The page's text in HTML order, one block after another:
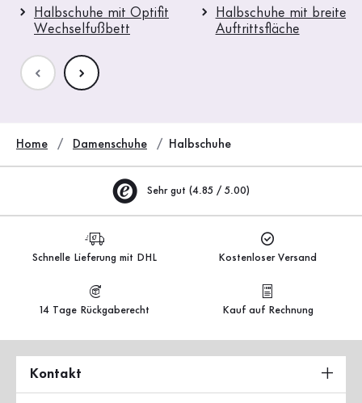
Halbschuhe mit Optifit
Wechselfußbett
Halbschuhe mit
Auftrittsfläche
Home Damenschuhe Halbschuhe
Sehr gut (4.85 / 5.00)
Schnelle Lieferung mit DHL Kostenloser Versand
14 Tage Rückgaberecht Kauf auf Rechnung
Kontakt